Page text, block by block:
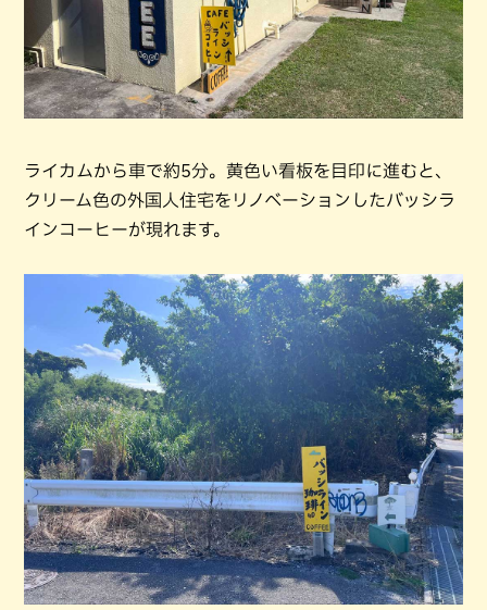
ライカムから車で約5分。黄色い看板を目印に進むと、
クリーム色の外国人住宅をリノベーションしたバッシラ
インコーヒーが現れます。